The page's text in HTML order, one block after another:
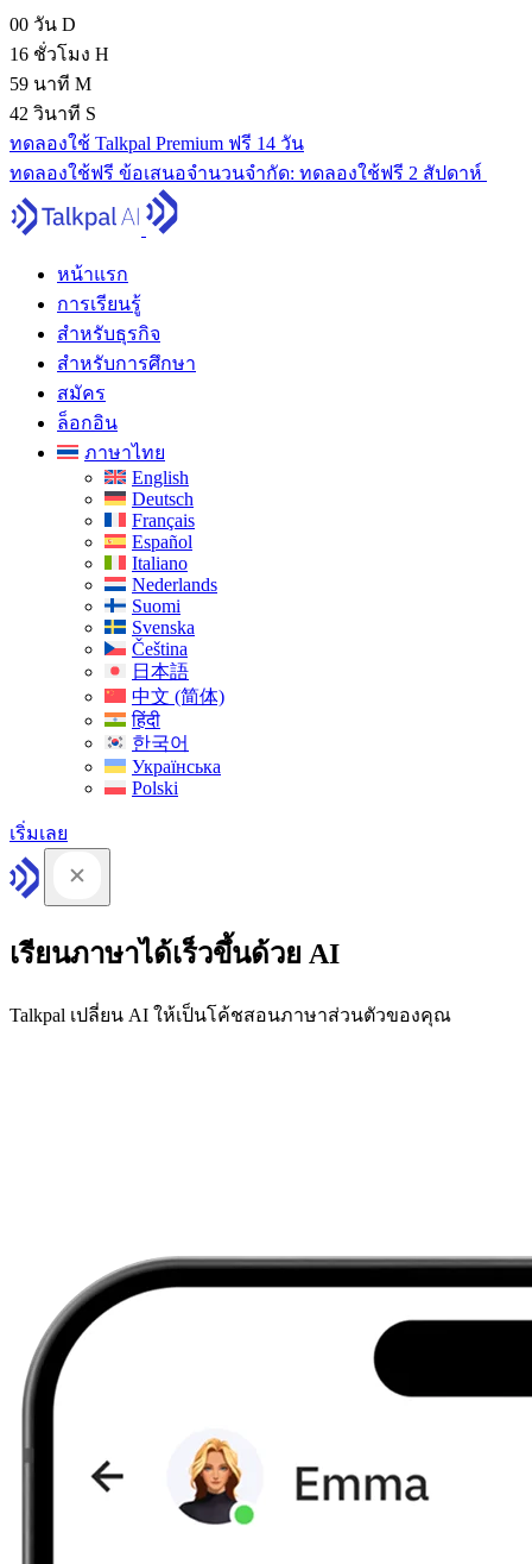
00 วัน D
16 ชั่วโมง H
59 นาที M
41 วินาที S
ทดลองใช้ Talkpal Premium ฟรี 14 วัน
ทดลองใช้ฟรี ข้อเสนอจํานวนจํากัด: ทดลองใช้ฟรี 2 สัปดาห์
หน้าแรก
การเรียนรู้
สำหรับธุรกิจ
สำหรับการศึกษา
สมัคร
ล็อกอิน
ภาษาไทย
English
Deutsch
Français
Español
Italiano
Nederlands
Suomi
Svenska
Čeština
日本語
中文 (简体)
हिंदी
한국어
Українська
Polski
เริ่มเลย
เรียนภาษาได้เร็วขึ้นด้วย AI
Talkpal เปลี่ยน AI ให้เป็นโค้ชสอนภาษาส่วนตัวของคุณ